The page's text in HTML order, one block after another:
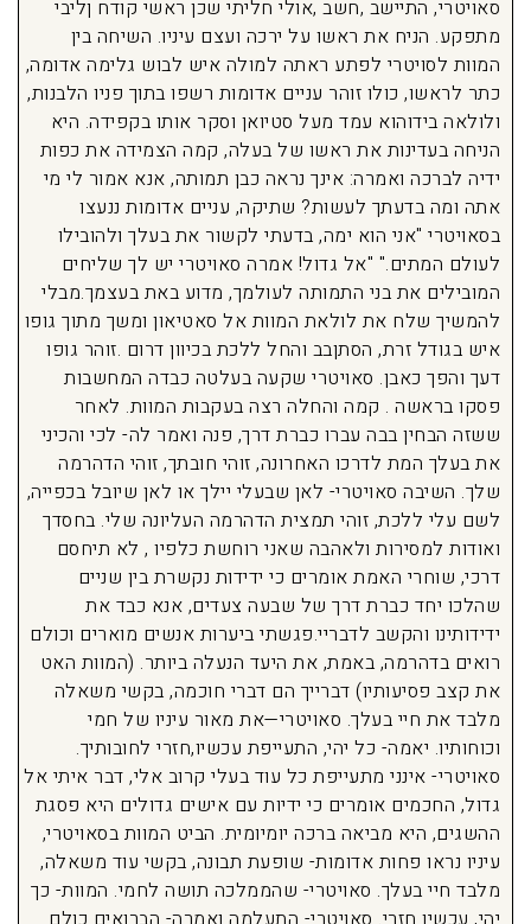
סאויטרי, התיישב ,חשב ,אולי חליתי שכן ראשי קודח ןליבי
מתפקע. הניח את ראשו על ירכה ועצם עיניו. השיחה בין
המוות לסויטרי לפתע ראתה למולה איש לבוש גלימה אדומה,
כתר לראשו, כולו זוהר עניים אדומות רשפו בתוך פניו הלבנות,
ולולאה בידוהוא עמד מעל סטיואן וסקר אותו בקפידה. היא
הניחה בעדינות את ראשו של בעלה, קמה הצמידה את כפות
ידיה לברכה ואמרה: אינך נראה כבן תמותה, אנא אמור לי מי
אתה ומה בדעתך לעשות? שתיקה, עניים אדומות ננעצו
בסאויטרי "אני הוא ימה, בדעתי לקשור את בעלך ולהובילו
לעולם המתים." "אל גדול! אמרה סאויטרי יש לך שליחים
המובילים את בני התמותה לעולמך, מדוע באת בעצמך.מבלי
להמשיך שלח את לולאת המוות אל סאטיאון ומשך מתוך גופו
איש בגודל זרת, הסתןבב והחל ללכת בכיוון דרום .זוהר גופו
דעך והפך כאבן. סאויטרי שקעה בעלטה כבדה המחשבות
פסקו בראשה . קמה והחלה רצה בעקבות המוות. לאחר
ששזה הבחין בבה עברו כברת דרך, פנה ואמר לה- לכי והכיני
את בעלך המת לדרכו האחרונה, זוהי חובתך, זוהי הדהרמה
שלך. השיבה סאויטרי- לאן שבעלי יילך או לאן שיובל בכפייה,
לשם עלי ללכת, זוהי תמצית הדהרמה העליונה שלי. בחסדך
ואודות למסירות ולאהבה שאני רוחשת כלפיו , לא תיחסם
דרכי, שוחרי האמת אומרים כי ידידות נקשרת בין שניים
שהלכו יחד כברת דרך של שבעה צעדים, אנא כבד את
ידידותינו והקשב לדבריי.פגשתי ביערות אנשים מוארים וכולם
רואים בדהרמה, באמת, את היעד הנעלה ביותר. (המוות האט
את קצב פסיעותיו) דברייך הם דברי חוכמה, בקשי משאלה
מלבד את חיי בעלך. סאויטרי—את מאור עיניו של חמי
וכוחותיו. יאמה- כל יהי, התעייפת עכשיו,חזרי לחובותיך.
סאויטרי- אינני מתעייפת כל עוד בעלי קרוב אלי, דבר איתי אל
גדול, החכמים אומרים כי ידיות עם אישים גדולים היא פסגת
ההשגים, היא מביאה ברכה יומיומית. הביט המוות בסאויטרי,
עיניו נראו פחות אדומות- שופעת תבונה, בקשי עוד משאלה,
מלבד חיי בעלך. סאויטרי- שהממלכה תושה לחמי. המוות- כך